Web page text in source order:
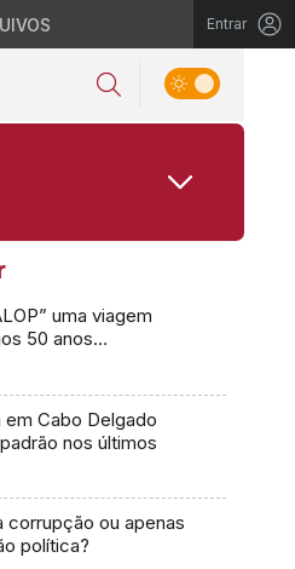
Entrar
uma viagem
50 anos…
em Cabo Delgado
nos últimos
corrupção ou apenas
política?